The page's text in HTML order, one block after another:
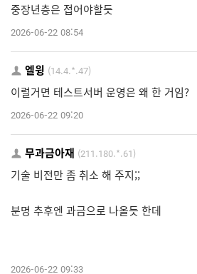
중장년층은 접어야할듯
2026-06-22 08:54
엘윙 (14.4.*.47)
이럴거면 테스트서버 운영은 왜 한 거임?
2026-06-22 09:20
무과금아재 (211.180.*.61)
기술 비전만 좀 취소 해 주지;;
분명 추후엔 과금으로 나올듯 한데
2026-06-22 09:33